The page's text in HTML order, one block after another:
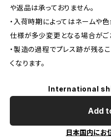
や返品は承っておりません。
・入荷時期によってはネームや色
仕様が多少変更となる場合がご
・製造の過程でプレス跡が残る
くなります。
International
Add
日本国内にお